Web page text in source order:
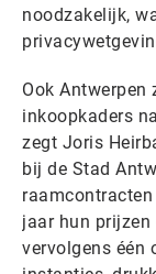
noodzakelijk,
Ook
inkoopkaders
zegt Joris
bij de Stad
jaar hun
vervolgens één